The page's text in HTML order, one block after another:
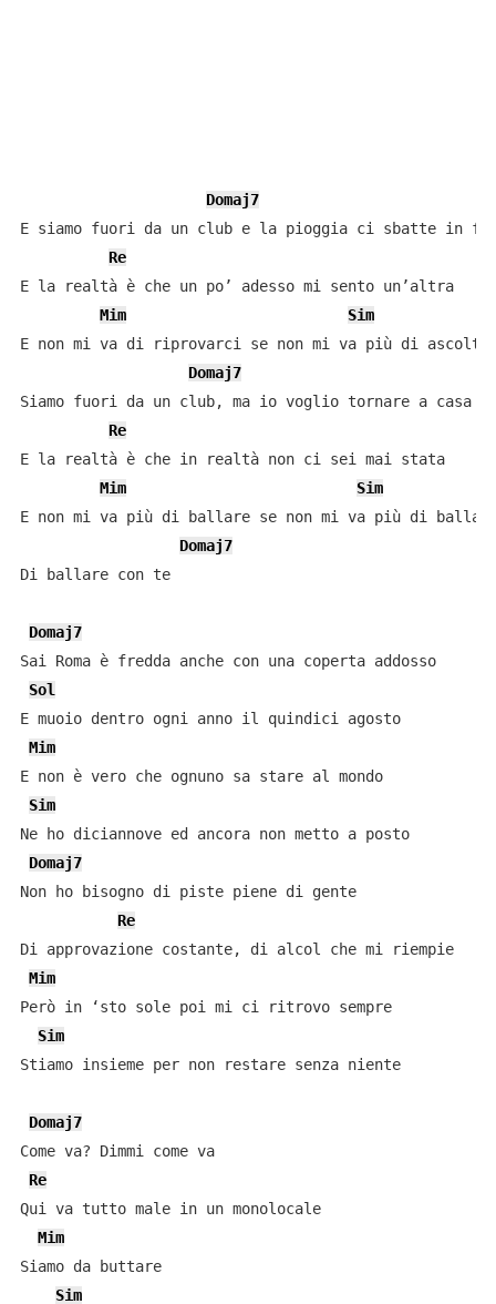
Domaj7
E siamo fuori da un club e la pioggia ci sbatte in
Re
E la realtà è che un po’ adesso mi sento un’altra
Mim
Sim
E non mi va di riprovarci se non mi va più di
Domaj7
Siamo fuori da un club, ma io voglio tornare a casa
Re
E la realtà è che in realtà non ci sei mai stata
Mim
Sim
E non mi va più di ballare se non mi va più di
Domaj7
Di ballare con te
Domaj7
Sai Roma è fredda anche con una coperta addosso
Sol
E muoio dentro ogni anno il quindici agosto
Mim
E non è vero che ognuno sa stare al mondo
Sim
Ne ho diciannove ed ancora non metto a posto
Domaj7
Non ho bisogno di piste piene di gente
Re
Di approvazione costante, di alcol che mi riempie
Mim
Però in ‘sto sole poi mi ci ritrovo sempre
Sim
Stiamo insieme per non restare senza niente
Domaj7
Come va? Dimmi come va
Re
Qui va tutto male in un monolocale
Mim
Siamo da buttare
Sim